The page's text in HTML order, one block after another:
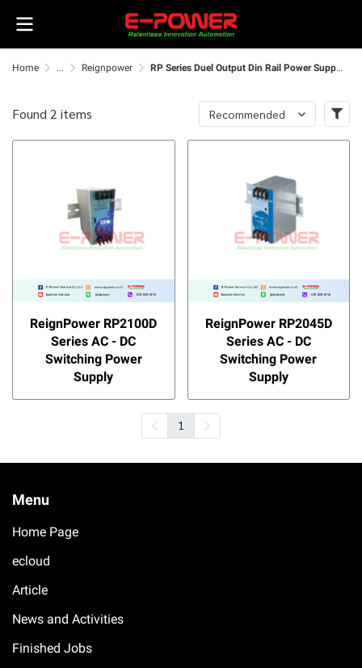
Home ... Reignpower RP Series Duel Output Din Rail Power Supply
Found 2 items Recommended
ReignPower RP2100D
Series AC - DC
Switching Power
Supply
ReignPower RP2045D
Series AC - DC
Switching Power
Supply
1
Menu
Home Page
ecloud
Article
News and Activities
Finished Jobs